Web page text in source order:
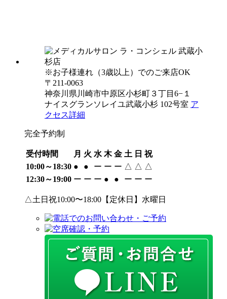
※お子様連れ（3歳以上）でのご来店OK
〒211-0063
神奈川県川崎市中原区小杉町３丁目6−１
ナイスグランソレイユ武蔵小杉 102号室 ア
クセス詳細
完全予約制
受付時間 月 火 水 木 金 土 日 祝
10:00～18:30 ● ● ー ー ー △ △ △
12:30～19:00 ー ー ー ● ● ー ー ー
△土日祝10:00〜18:00【定休日】水曜日